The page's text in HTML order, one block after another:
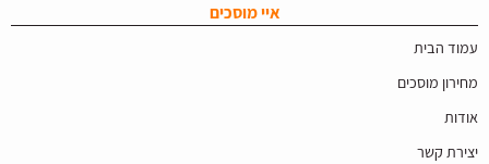
איי מוסכים
עמוד הבית
מחירון מוסכים
אודות
יצירת קשר